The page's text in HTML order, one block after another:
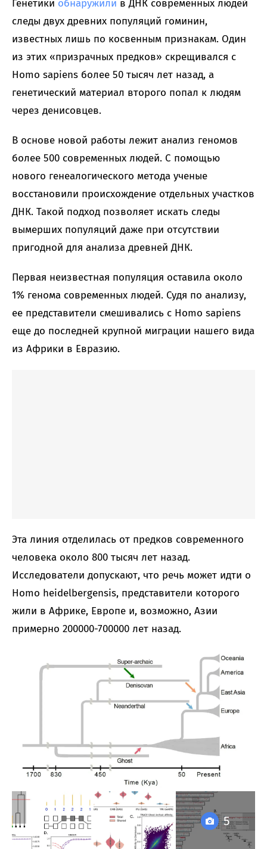
Генетики обнаружили в ДНК современных людей
следы двух древних популяций гоминин,
известных лишь по косвенным признакам. Один
из этих «призрачных предков» скрещивался с
Homo sapiens более 50 тысяч лет назад, а
генетический материал второго попал к людям
через денисовцев.
В основе новой работы лежит анализ геномов
более 500 современных людей. С помощью
нового генеалогического метода ученые
восстановили происхождение отдельных участков
ДНК. Такой подход позволяет искать следы
вымерших популяций даже при отсутствии
пригодной для анализа древней ДНК.
Первая неизвестная популяция оставила около
1% генома современных людей. Судя по анализу,
ее представители смешивались с Homo sapiens
еще до последней крупной миграции нашего вида
из Африки в Евразию.
Эта линия отделилась от предков современного
человека около 800 тысяч лет назад.
Исследователи допускают, что речь может идти о
Homo heidelbergensis, представители которого
жили в Африке, Европе и, возможно, Азии
примерно 200000-700000 лет назад.
5